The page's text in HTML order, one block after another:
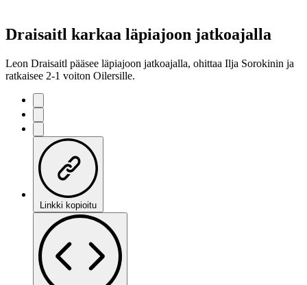
Draisaitl karkaa läpiajoon jatkoajalla
Leon Draisaitl pääsee läpiajoon jatkoajalla, ohittaa Ilja Sorokinin ja
ratkaisee 2-1 voiton Oilersille.
Linkki kopioitu